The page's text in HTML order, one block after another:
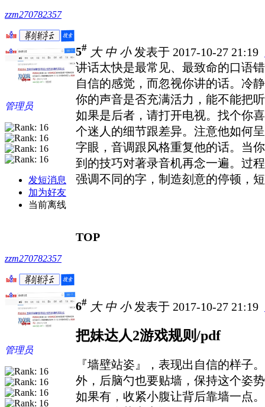
zzm270782357
管理员
发短消息
加为好友
当前离线
5# 大 中 小发表于 2017-10-27 21:19
讲话太快是最常见、最致命的口语
自信的感觉，而忽视你讲的话。冷
你的声音是否充满活力，能不能把
如果是后者，请打开电视。找个你
个迷人的细节跟差异。注意他如何
字眼，音调跟风格重复他的话。当
到的技巧对著录音机再念一遍。过
强调不同的字，制造刻意的停顿，
TOP
zzm270782357
管理员
6# 大 中 小发表于 2017-10-27 21:19
把妹达人2游戏规则/pdf
『墙壁站姿』，表现出自信的样子
外，后脑勺也要贴墙，保持这个姿
如果有，收紧小腹让背后靠墙一点